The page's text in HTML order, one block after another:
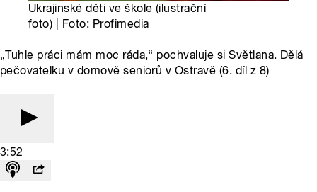
Ukrajinské děti ve škole (ilustrační
foto) | Foto: Profimedia
„Tuhle práci mám moc ráda,“ pochvaluje si Světlana. Dělá
pečovatelku v domově seniorů v Ostravě (6. díl z 8)
3:52